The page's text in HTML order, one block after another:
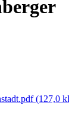
(127,0